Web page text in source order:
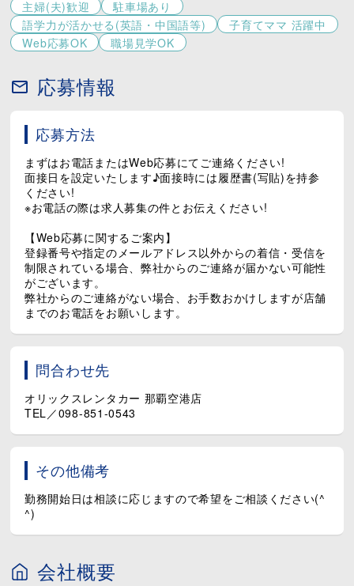
に行ったりと、オフィスでじっとしている仕事とは
違って体を動かす機会が多いのも魅力。忙しいけれ
ど、達成感のある毎日です。
スタッフ同士で助け合いながら働くので、仲間意識が
高まりやすいのもポイント。トラブルがあったときに
イの成功を感じる瞬間です！
【5.地域の観光情報に詳しくなれる！】
観光地でのレンタカー業務なら、その地域の観光ス
ポットや美味しいお店に詳しくなれる特典つき！お客
様に「地元のおすすめ」を聞かれたら、自信を持って
案内できます。
レンタカー業界は、ただ車を貸し出すだけでなく、人
とのつながりや車への愛情を深める場所でもありま
す。毎日新しい発見やドラマがあるお仕事です。🚙💨
興味が湧いたら、店舗見学希望でも大歓迎なので是非
ご応募ください！
主婦(夫)歓迎
駐車場あり
語学力が活かせる(英語・中国語等)
子育てママ 活躍中
Web応募OK
職場見学OK
応募情報
応募方法
まずはお電話またはWeb応募にてご連絡ください!
面接日を設定いたします♪面接時には履歴書(写貼)を持参
ください!
※お電話の際は求人募集の件とお伝えください!
【Web応募に関するご案内】
登録番号や指定のメールアドレス以外からの着信・受信を
制限されている場合、弊社からのご連絡が届かない可能性
がございます。
弊社からのご連絡がない場合、お手数おかけしますが店舗
までのお電話をお願いします。
問合わせ先
オリックスレンタカー 那覇空港店
TEL／098-851-0543
その他備考
勤務開始日は相談に応じますので希望をご相談ください(^
^)
会社概要